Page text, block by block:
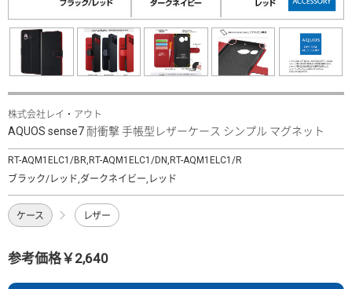
株式会社レイ・アウト
AQUOS sense7 耐衝撃 手帳型レザーケース シンプル マグネット
RT-AQM1ELC1/BR,RT-AQM1ELC1/DN,RT-AQM1ELC1/R
ブラック/レッド,ダークネイビー,レッド
ケース レザー
参考価格￥2,640